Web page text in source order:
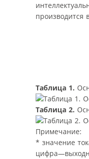
производится
Таблица 1.
Таблица 2.
Примечание:
* значение